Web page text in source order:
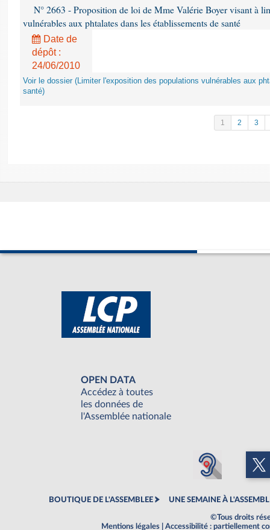
N° 2663 - Proposition de loi de Mme Valérie Boyer visant à
vulnérables aux phtalates dans les établissements de santé
Date de
dépôt :
24/06/2010
Voir le dossier (Limiter l'exposition des populations vulnérables aux
santé)
1 2 3
OPEN DATA
Accédez à toutes
les données de
l'Assemblée nationale
BOUTIQUE DE L'ASSEMBLEE UNE SEMAINE À
©Tous droits
Mentions légales
Accessibilité : partiellement